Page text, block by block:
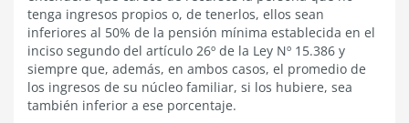
tenga ingresos propios o, de tenerlos, ellos sean
inferiores al 50% de la pensión mínima establecida en el
inciso segundo del artículo 26º de la Ley Nº 15.386 y
siempre que, además, en ambos casos, el promedio de
los ingresos de su núcleo familiar, si los hubiere, sea
también inferior a ese porcentaje.